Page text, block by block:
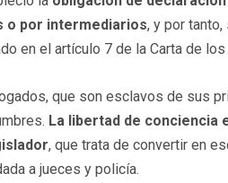
o por intermediarios, y por
en el artículo 7 de la Carta de
que son esclavos de sus
La libertad de conciencia
, que trata de convertir en
a jueces y policía.